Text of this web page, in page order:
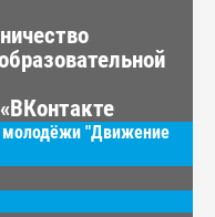
молодёжи "Движение